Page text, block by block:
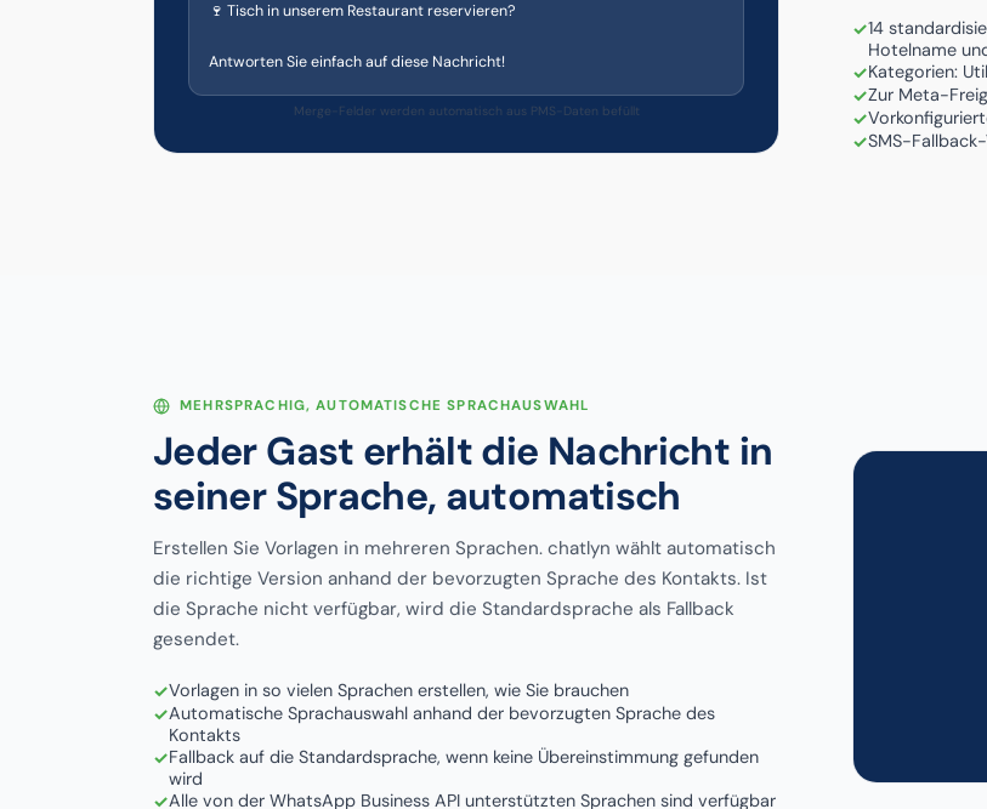
14
Hotelname
Kategorien:
Zur Meta-
SMS-
🍷 Tisch in unserem Restaurant reservieren?
Antworten Sie einfach auf diese Nachricht!
Merge-Felder werden automatisch aus PMS-Daten befüllt
MEHRSPRACHIG, AUTOMATISCHE SPRACHAUSWAHL
Jeder Gast erhält die Nachricht in
seiner Sprache, automatisch
Erstellen Sie Vorlagen in mehreren Sprachen. chatlyn wählt automatisch
die richtige Version anhand der bevorzugten Sprache des Kontakts. Ist
die Sprache nicht verfügbar, wird die Standardsprache als Fallback
gesendet.
Vorlagen in so vielen Sprachen erstellen, wie Sie brauchen
Automatische Sprachauswahl anhand der bevorzugten Sprache des
Kontakts
Fallback auf die Standardsprache, wenn keine Übereinstimmung gefunden
wird
Alle von der WhatsApp Business API unterstützten Sprachen sind verfügbar